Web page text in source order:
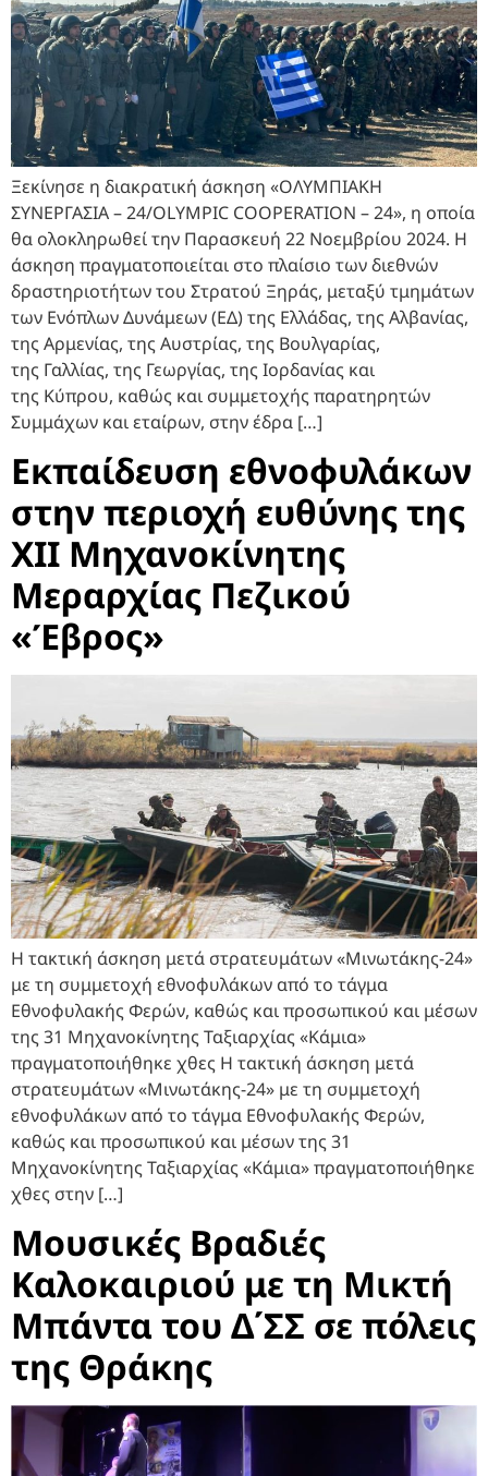
Ξεκίνησε η διακρατική άσκηση «ΟΛΥΜΠΙΑΚΗ
ΣΥΝΕΡΓΑΣΙΑ – 24/OLYMPIC COOPERATION – 24», η οποία
θα ολοκληρωθεί την Παρασκευή 22 Νοεμβρίου 2024. Η
άσκηση πραγματοποιείται στο πλαίσιο των διεθνών
δραστηριοτήτων του Στρατού Ξηράς, μεταξύ τμημάτων
των Ενόπλων Δυνάμεων (ΕΔ) της Ελλάδας, της Αλβανίας,
της Αρμενίας, της Αυστρίας, της Βουλγαρίας,
της Γαλλίας, της Γεωργίας, της Ιορδανίας και
της Κύπρου, καθώς και συμμετοχής παρατηρητών
Συμμάχων και εταίρων, στην έδρα […]
Εκπαίδευση εθνοφυλάκων
στην περιοχή ευθύνης της
ΧΙΙ Μηχανοκίνητης
Μεραρχίας Πεζικού
«Έβρος»
Η τακτική άσκηση μετά στρατευμάτων «Μινωτάκης-24»
με τη συμμετοχή εθνοφυλάκων από το τάγμα
Εθνοφυλακής Φερών, καθώς και προσωπικού και μέσων
της 31 Μηχανοκίνητης Ταξιαρχίας «Κάμια»
πραγματοποιήθηκε χθες Η τακτική άσκηση μετά
στρατευμάτων «Μινωτάκης-24» με τη συμμετοχή
εθνοφυλάκων από το τάγμα Εθνοφυλακής Φερών,
καθώς και προσωπικού και μέσων της 31
Μηχανοκίνητης Ταξιαρχίας «Κάμια» πραγματοποιήθηκε
χθες στην […]
Μουσικές Βραδιές
Καλοκαιριού με τη Μικτή
Μπάντα του Δ΄ΣΣ σε πόλεις
της Θράκης